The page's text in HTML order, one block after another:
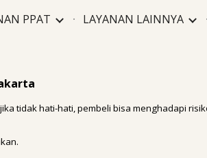
to navigation
PPAT LAYANAN LAINNYA
tidak hati-hati, pembeli bisa menghadapi